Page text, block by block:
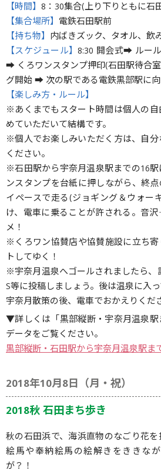
【時間】 8：30集合(上り下りともに石
【集合場所】 電鉄石田駅前
【持ち物】 内ばきズック、タオル、飲
【スケジュール】8:30 開会式➡ ルー
➡ くろワンスタンプ押印(石田駅待合
グ開始 ➡ 次の駅である電鉄黒部駅に向
【楽しみ方・ルール】
※あくまでもスタート時間は個人の
めていただいて結構です。
※個人でお楽しみいただく方は、自
ください。
※石田駅から宇奈月温泉駅までの16
ンスタンプを台紙に押しながら、終
イペースで走る(ジョギング＆ウォー
け、電車に乗ることが許される。音
メ！
※くろワン協賛店や協賛施設に立ち
トしてゆく！
※宇奈月温泉へゴールされましたら、
S等に投稿しましょう。後は温泉に入
宇奈月散策の後、電車でおかえりくだ
▼詳しくは「黒部縦断・宇奈月温泉
データをご覧ください。
黒部縦断・石田駅から宇奈月温泉駅ま
2018年10月8日（月・祝）
2018秋 石田まち歩き
秋の石田浜で、海浜直物のなごり花
絵馬や奉納絵馬の絵解きをききな
が？！